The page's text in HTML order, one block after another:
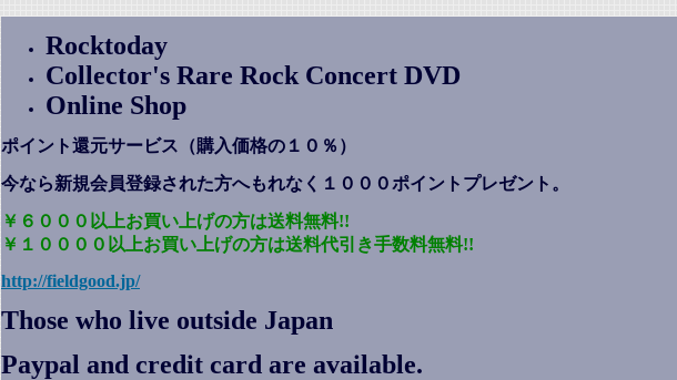
Rocktoday
Collector's Rare Rock Concert DVD
Online Shop
ポイント還元サービス（購入価格の１０％）
今なら新規会員登録された方へもれなく１０００ポイントプレゼント 。
￥６０００以上お買い上げの方は送料無料!!
￥１００００以上お買い上げの方は送料代引き手数料無料!!
http://fieldgood.jp/
Those who live outside Japan
Paypal and credit card are available.